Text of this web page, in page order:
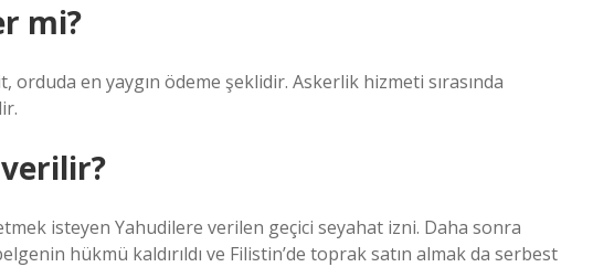
mi?
en yaygın ödeme şeklidir. Askerlik hizmeti sırasında
verilir?
isteyen Yahudilere verilen geçici seyahat izni. Daha sonra
hükmü kaldırıldı ve Filistin’de toprak satın almak da serbest